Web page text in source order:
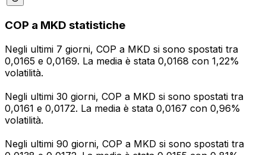
COP a MKD statistiche
Negli ultimi 7 giorni, COP a MKD si sono spostati tra
0,0165 e 0,0169. La media è stata 0,0168 con 1,22%
volatilità.
Negli ultimi 30 giorni, COP a MKD si sono spostati tra
0,0161 e 0,0172. La media è stata 0,0167 con 0,96%
volatilità.
Negli ultimi 90 giorni, COP a MKD si sono spostati tra